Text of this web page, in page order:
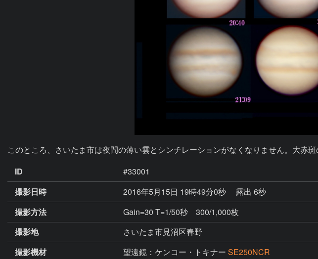
このところ、さいたま市は夜間の薄い雲とシンチレーションがなくなりません。大赤
ID
#33001
撮影日時
2016年5月15日 19時49分0秒
露出 6秒
撮影方法
Gain=30 T=1/50秒 300/1,000枚
撮影地
さいたま市見沼区春野
撮影機材
望遠鏡：ケンコー・トキナー SE250NCR